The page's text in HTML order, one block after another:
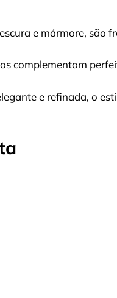
e mármore, são
complementam
e refinada, o